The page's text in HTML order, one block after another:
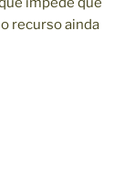
recurso ainda